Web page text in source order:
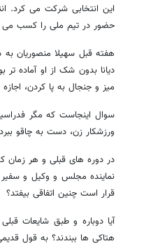
این انتخابی شرکت می کرد.
حضور در تیم ملی را کسب می
دیانا بدون شک از او آماده
میز و جنجال به پا کردن،
سوال اینجاست که مگر
ورزشکار زن، دست به چاقو
در دوره های قبلی و هر زمان
نماینده مجلس و وکیل و سفیر
قرار است چنین اتفاقی بیفتد؟
آیا دوباره و طبق شایعات
هتاکی ها ببندند؟ به قول